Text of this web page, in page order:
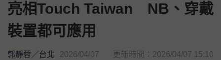
亮相Touch Taiwan NB、穿戴
裝置都可應用
郭靜蓉／台北 2026/04/07 更新時間：2026/04/07 15:10